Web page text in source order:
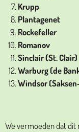
Krupp
Plantagenet
Rockefeller
Romanov
Sinclair (St. Clair)
Warburg (de
Windsor
We vermoeden dat dit